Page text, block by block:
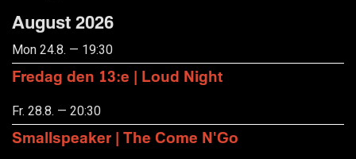
August 2026
Mon 24.8. — 19:30
Fredag den 13:e | Loud Night
Fr. 28.8. — 20:30
Smallspeaker | The Come N'Go